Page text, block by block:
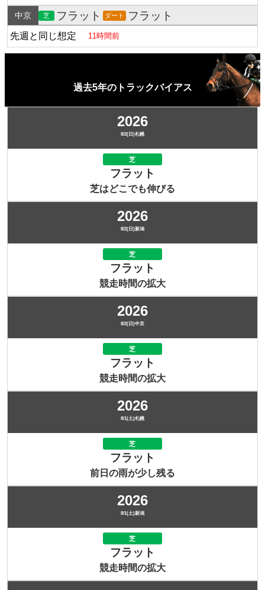
中京 芝 フラット ダート フラット
先週と同じ想定 11時間前
過去5年のトラックバイアス
2026
8/2(日)札幌
芝
フラット
芝はどこでも伸びる
2026
8/2(日)新潟
芝
フラット
競走時間の拡大
2026
8/2(日)中京
芝
フラット
競走時間の拡大
2026
8/1(土)札幌
芝
フラット
前日の雨が少し残る
2026
8/1(土)新潟
芝
フラット
競走時間の拡大